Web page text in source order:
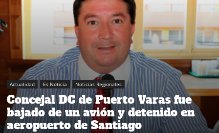
Actualidad Es Noticia Noticias Regionales
Concejal DC de Puerto Varas fue
bajado de un avión y detenido en
aeropuerto de Santiago